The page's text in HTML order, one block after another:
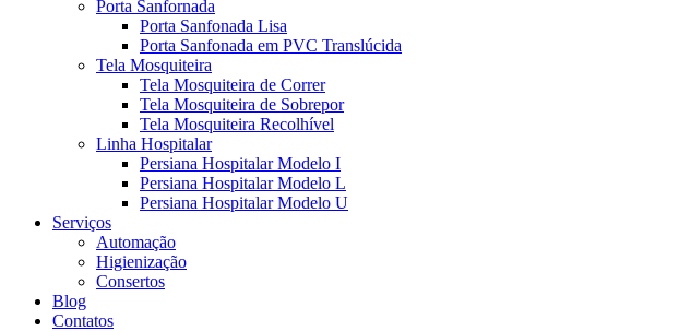
Porta Sanfornada
Porta Sanfonada Lisa
Porta Sanfonada em PVC Translúcida
Tela Mosquiteira
Tela Mosquiteira de Correr
Tela Mosquiteira de Sobrepor
Tela Mosquiteira Recolhível
Linha Hospitalar
Persiana Hospitalar Modelo I
Persiana Hospitalar Modelo L
Persiana Hospitalar Modelo U
Serviços
Automação
Higienização
Consertos
Blog
Contatos